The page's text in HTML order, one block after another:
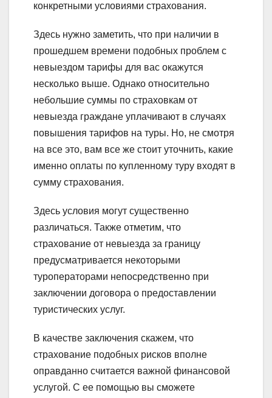
конкретными условиями страхования.
Здесь нужно заметить, что при наличии в
прошедшем времени подобных проблем с
невыездом тарифы для вас окажутся
несколько выше. Однако относительно
небольшие суммы по страховкам от
невыезда граждане уплачивают в случаях
повышения тарифов на туры. Но, не смотря
на все это, вам все же стоит уточнить, какие
именно оплаты по купленному туру входят в
сумму страхования.
Здесь условия могут существенно
различаться. Также отметим, что
страхование от невыезда за границу
предусматривается некоторыми
туроператорами непосредственно при
заключении договора о предоставлении
туристических услуг.
В качестве заключения скажем, что
страхование подобных рисков вполне
оправданно считается важной финансовой
услугой. С ее помощью вы сможете